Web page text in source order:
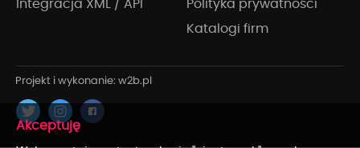
Integracja XML / API
Polityka prywatności
Katalogi firm
x